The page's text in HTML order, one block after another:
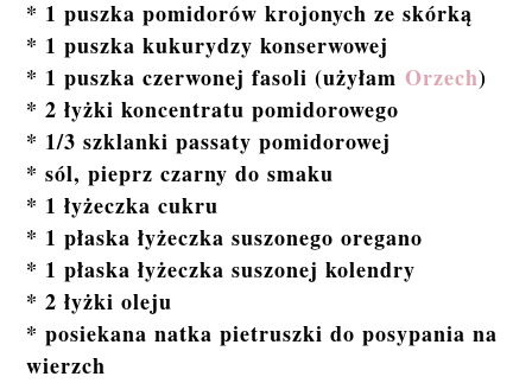
* 1 puszka pomidorów krojonych ze skórką
* 1 puszka kukurydzy konserwowej
* 1 puszka czerwonej fasoli (użyłamOrzech)
* 2 łyżki koncentratu pomidorowego
* 1/3 szklanki passaty pomidorowej
* sól, pieprz czarny do smaku
* 1 łyżeczka cukru
* 1 płaska łyżeczka suszonego oregano
* 1 płaska łyżeczka suszonej kolendry
* 2 łyżki oleju
* posiekana natka pietruszki do posypania na
wierzch